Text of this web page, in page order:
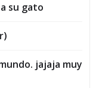
su gato
jajaja muy